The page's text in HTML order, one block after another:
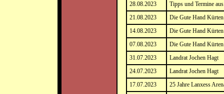
28.08.2023
Tipps und Termine
21.08.2023
Die Gute Hand Kürten
14.08.2023
Die Gute Hand Kürten
07.08.2023
Die Gute Hand Kürten
31.07.2023
Landrat Jochen Hagt
24.07.2023
Landrat Jochen Hagt
17.07.2023
25 Jahre Lanxess